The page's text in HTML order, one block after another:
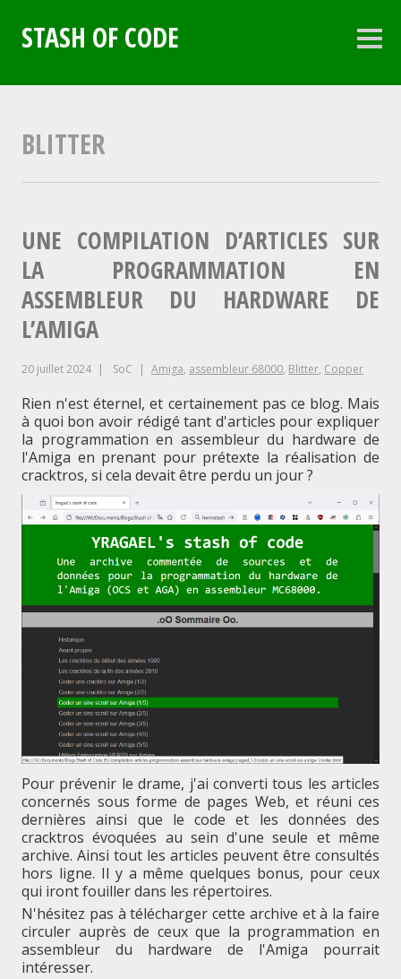
contenu
STASH OF CODE
BLITTER
UNE COMPILATION D’ARTICLES SUR
LA PROGRAMMATION EN
ASSEMBLEUR DU HARDWARE DE
L’AMIGA
20 juillet 2024 SoC Amiga, assembleur 68000, Blitter, Copper
Rien n'est éternel, et certainement pas ce blog. Mais
à quoi bon avoir rédigé tant d'articles pour expliquer
la programmation en assembleur du hardware de
l'Amiga en prenant pour prétexte la réalisation de
cracktros, si cela devait être perdu un jour ?
Pour prévenir le drame, j'ai converti tous les articles
concernés sous forme de pages Web, et réuni ces
dernières ainsi que le code et les données des
cracktros évoquées au sein d'une seule et même
archive. Ainsi tout les articles peuvent être consultés
hors ligne. Il y a même quelques bonus, pour ceux
qui iront fouiller dans les répertoires.
N'hésitez pas à télécharger cette archive et à la faire
circuler auprès de ceux que la programmation en
assembleur du hardware de l'Amiga pourrait
intéresser.